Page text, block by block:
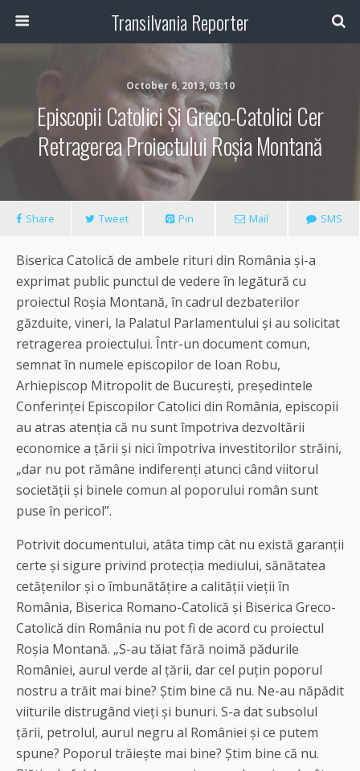
Transilvania Reporter
October 6, 2013, 03:10
Episcopii Catolici Și Greco-Catolici Cer
Retragerea Proiectului Roșia Montană
Share Tweet Pin Mail SMS
Biserica Catolică de ambele rituri din România și-a
exprimat public punctul de vedere în legătură cu
proiectul Roșia Montană, în cadrul dezbaterilor
găzduite, vineri, la Palatul Parlamentului și au solicitat
retragerea proiectului. Într-un document comun,
semnat în numele episcopilor de Ioan Robu,
Arhiepiscop Mitropolit de București, președintele
Conferinței Episcopilor Catolici din România, episcopii
au atras atenția că nu sunt împotriva dezvoltării
economice a țării și nici împotriva investitorilor străini,
„dar nu pot rămâne indiferenți atunci când viitorul
societății și binele comun al poporului român sunt
puse în pericol”.
Potrivit documentului, atâta timp cât nu există garanții
certe și sigure privind protecția mediului, sănătatea
cetățenilor și o îmbunătățire a calității vieții în
România, Biserica Romano-Catolică și Biserica Greco-
Catolică din România nu pot fi de acord cu proiectul
Roșia Montană. „S-au tăiat fără noimă pădurile
României, aurul verde al țării, dar cel puțin poporul
nostru a trăit mai bine? Știm bine că nu. Ne-au năpădit
viiturile distrugând vieți și bunuri. S-a dat subsolul
țării, petrolul, aurul negru al României și ce putem
spune? Poporul trăiește mai bine? Știm bine că nu.